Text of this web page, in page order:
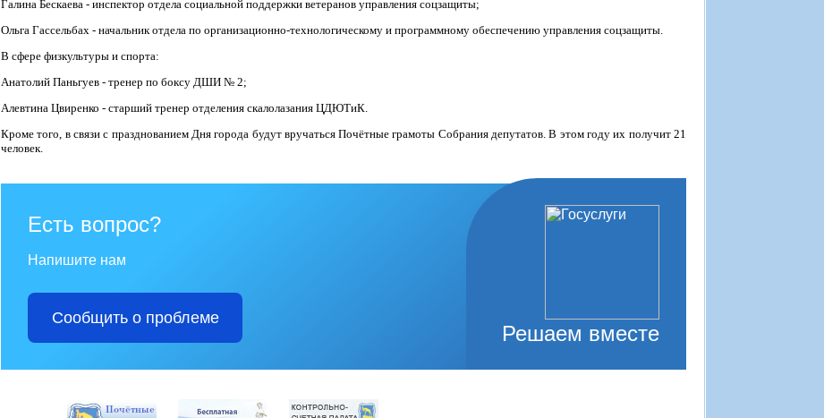
Галина Бескаева - инспектор отдела социальной поддержки ветеранов управления соцзащиты;
Ольга Гассельбах - начальник отдела по организационно-технологическому и программному обеспечению управления соцзащиты.
В сфере физкультуры и спорта:
Анатолий Паньгуев - тренер по боксу ДШИ № 2;
Алевтина Цвиренко - старший тренер отделения скалолазания ЦДЮТиК.
Кроме того, в связи с празднованием Дня города будут вручаться Почётные грамоты Собрания депутатов. В этом году их получит 21
человек.
Решаем вместе
Есть вопрос?
Напишите нам
Сообщить о проблеме